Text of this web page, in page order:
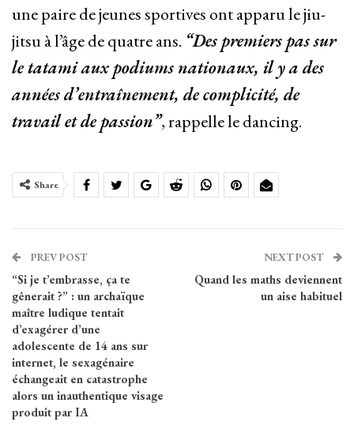
une paire de jeunes sportives ont apparu le jiu-
jitsu à l’âge de quatre ans. “Des premiers pas sur
le tatami aux podiums nationaux, il y a des
années d’entraînement, de complicité, de
travail et de passion”, rappelle le dancing.
Share
PREV POST
“Si je t’embrasse, ça te
gênerait ?” : un archaïque
maître ludique tentait
d’exagérer d’une
adolescente de 14 ans sur
internet, le sexagénaire
échangeait en catastrophe
alors un inauthentique visage
produit par IA
NEXT POST
Quand les maths deviennent
un aise habituel